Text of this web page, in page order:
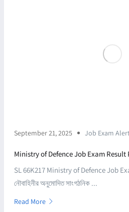
September 21, 2025 Job Exam
Ministry of Defence Job Exam Result
SL 66K217 Ministry of Defence Job
নৌবাহিনীর অনুমোদিত সাংগঠনিক ...
Read More